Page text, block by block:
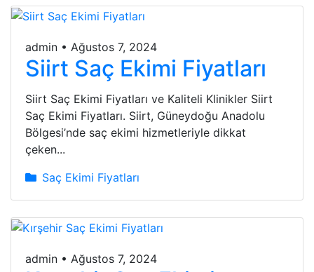
admin • Ağustos 7, 2024
Siirt Saç Ekimi Fiyatları
Siirt Saç Ekimi Fiyatları ve Kaliteli Klinikler Siirt
Saç Ekimi Fiyatları. Siirt, Güneydoğu Anadolu
Bölgesi’nde saç ekimi hizmetleriyle dikkat
çeken...
Saç Ekimi Fiyatları
admin • Ağustos 7, 2024